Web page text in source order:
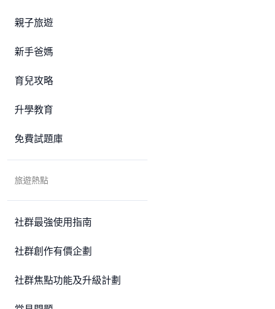
親子旅遊
新手爸媽
育兒攻略
升學教育
免費試題庫
旅遊熱點
社群最強使用指南
社群創作有價企劃
社群焦點功能及升級計劃